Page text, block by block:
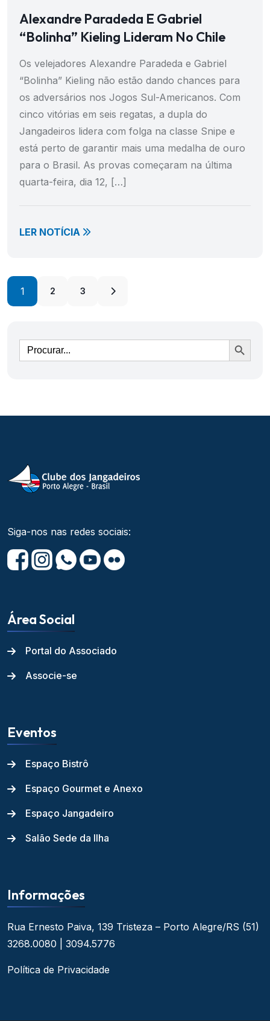
Alexandre Paradeda E Gabriel
“Bolinha” Kieling Lideram No Chile
Os velejadores Alexandre Paradeda e Gabriel
“Bolinha” Kieling não estão dando chances para
os adversários nos Jogos Sul-Americanos. Com
cinco vitórias em seis regatas, a dupla do
Jangadeiros lidera com folga na classe Snipe e
está perto de garantir mais uma medalha de ouro
para o Brasil. As provas começaram na última
quarta-feira, dia 12, […]
LER NOTÍCIA
1 2 3
Ir
Siga-nos nas redes sociais:
Área Social
Portal do Associado
Associe-se
Eventos
Espaço Bistrô
Espaço Gourmet e Anexo
Espaço Jangadeiro
Salão Sede da Ilha
Informações
Rua Ernesto Paiva, 139 Tristeza – Porto Alegre/RS (51)
3268.0080 | 3094.5776
Política de Privacidade